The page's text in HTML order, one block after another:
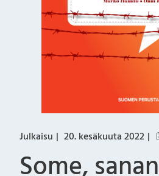
Julkaisu 20. kesäkuuta 2022
Some,